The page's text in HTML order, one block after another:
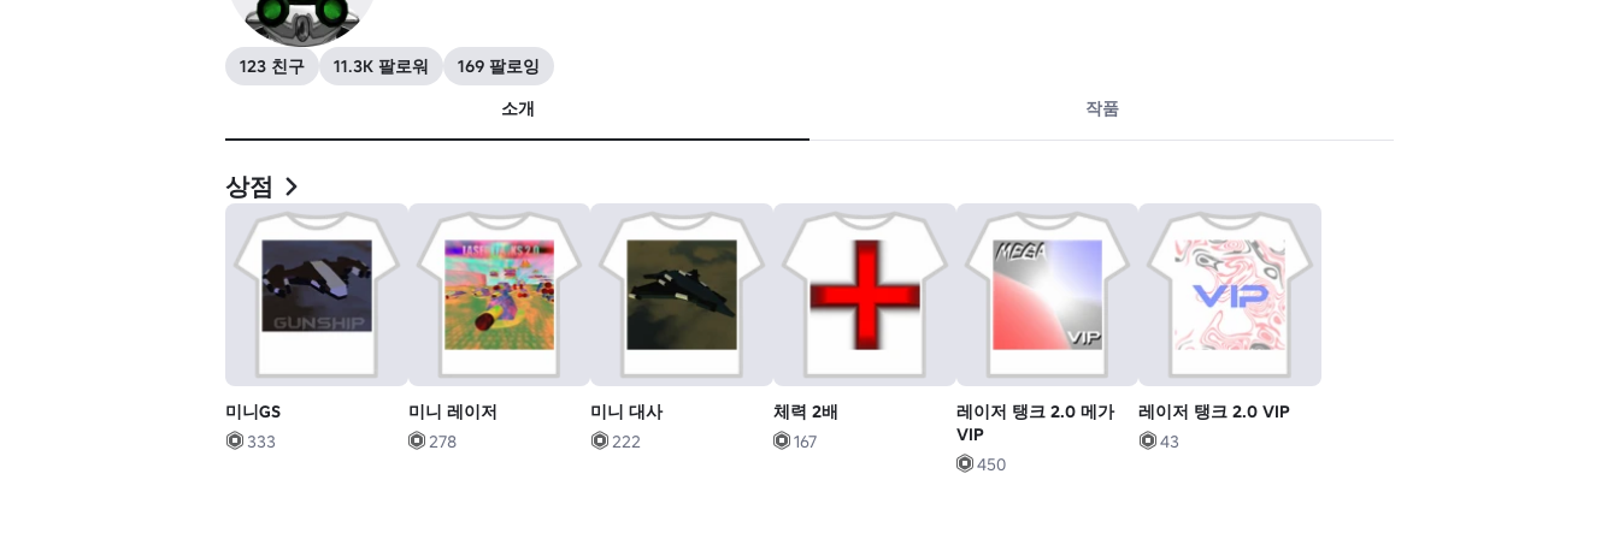
123 친구 11.3K 팔로워
169 팔로잉
소개
작품
상점
미니GS
333
미니 레이저
278
미니 대사
222
체력 2배
167
레이저 탱크 2.0 메가
VIP
450
레이저 탱크 2.0 VIP
43